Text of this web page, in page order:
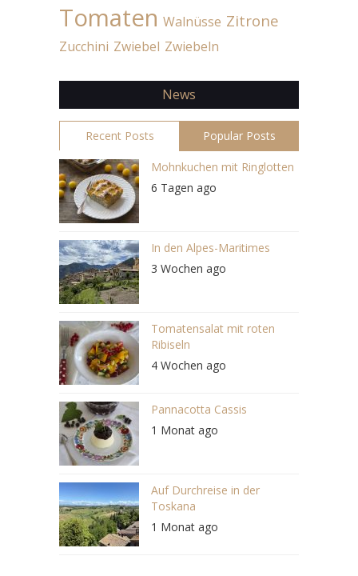
Tomaten Walnüsse Zitrone
Zucchini Zwiebel Zwiebeln
News
Recent Posts Popular Posts
Mohnkuchen mit Ringlotten
6 Tagen ago
In den Alpes-Maritimes
3 Wochen ago
Tomatensalat mit roten
Ribiseln
4 Wochen ago
Pannacotta Cassis
1 Monat ago
Auf Durchreise in der
Toskana
1 Monat ago